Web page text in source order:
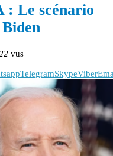
: Le scénario
vus
TelegramSkypeViber